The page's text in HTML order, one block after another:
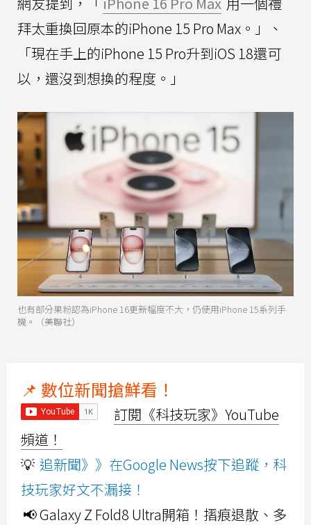
拜太重換回原本的iPhone 15 Pro Max。」、
「現在手上的iPhone 15 Pro升到iOS 18還可
以，還沒到想換的程度。」
也有部分果粉認為iPhone 16更新幅度不大，仍使用iPhone 15系列手
機。（美聯社）
📌 數位新聞搶鮮看！
訂閱《科技玩家》YouTube
頻道！
💡 追新聞》》在Google News按下追蹤，科
技玩家好文不漏接！
📢 Galaxy Z Fold8 Ultra開箱！摺痕退散、多